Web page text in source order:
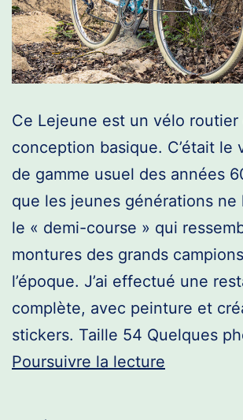
Ce Lejeune est un vélo routier
conception basique. C’était le
de gamme usuel des années
que les jeunes générations ne
le « demi-course » qui
montures des grands
l’époque. J’ai effectué une
complète, avec peinture et
stickers. Taille 54 Quelques
Poursuivre la lecture